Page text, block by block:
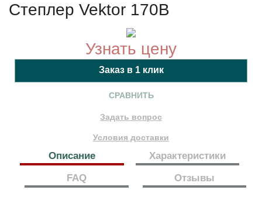
Степлер Vektor 170B
Узнать цену
СРАВНИТЬ
Задать вопрос
Условия доставки
Описание
Характеристики
FAQ
Отзывы